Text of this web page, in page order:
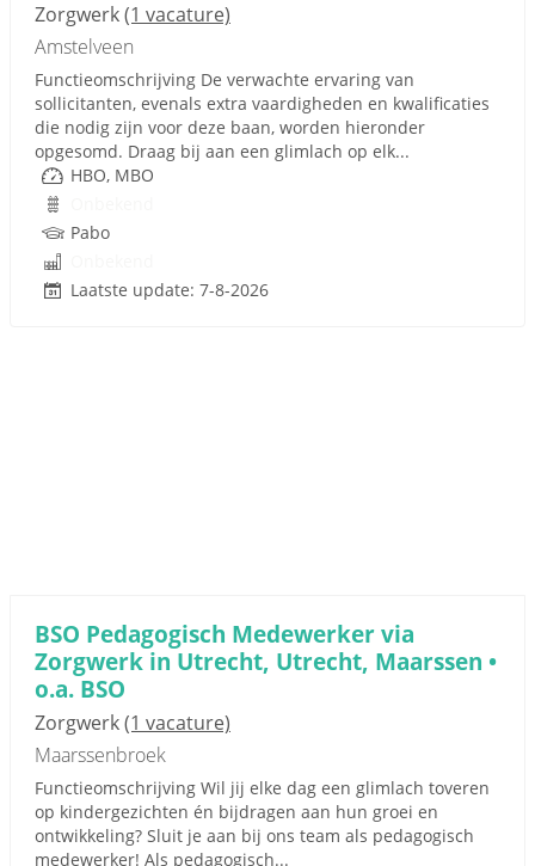
Zorgwerk(1 vacature)
Amstelveen
Functieomschrijving De verwachte ervaring van
sollicitanten, evenals extra vaardigheden en kwalificaties
die nodig zijn voor deze baan, worden hieronder
opgesomd. Draag bij aan een glimlach op elk...
HBO, MBO
Pabo
Laatste update: 7-8-2026
BSO Pedagogisch Medewerker via
Zorgwerk in Utrecht, Utrecht, Maarssen •
o.a. BSO
Zorgwerk(1 vacature)
Maarssenbroek
Functieomschrijving Wil jij elke dag een glimlach toveren
op kindergezichten én bijdragen aan hun groei en
ontwikkeling? Sluit je aan bij ons team als pedagogisch
medewerker! Als pedagogisch...